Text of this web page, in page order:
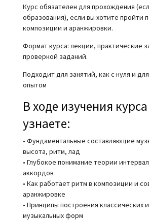
Курс обязателен для прохождения
образования), если вы хотите пройти
композиции и аранжировки.
Формат курса: лекции, практические
проверкой заданий.
Подходит для занятий, как с нуля и
опытом
В ходе изучения
узнаете:
• Фундаментальные составляющие
высота, ритм, лад
• Глубокое понимание теории
аккордов
• Как работает ритм в композиции и
аранжировке
• Принципы построения классических
музыкальных форм